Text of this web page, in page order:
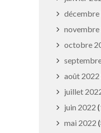
décembre
novembre
octobre
août 2022
juillet
juin 2022
mai 2022
Conseil
29 juin 2026